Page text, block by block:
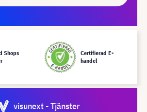
Shops
Certifierad E-
handel
visunext - Tjänster